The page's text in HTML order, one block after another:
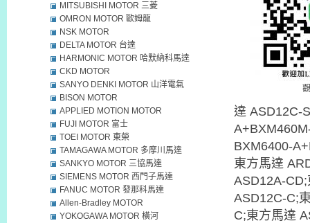
達 ASD12C-
BXM6400-
東方馬達
ASD12A-
ASD12C-C;
C;東方馬達
MITSUBISHI MOTOR 三菱
OMRON MOTOR 歐姆龍
NSK MOTOR
DELTA MOTOR 台達
HARMONIC MOTOR 哈默納科馬達
CKD MOTOR
SANYO DENKI MOTOR 山洋電氣
BISON MOTOR
APPLIED MOTION MOTOR
FUJI MOTOR 富士
TOEI MOTOR 東榮
TAMAGAWA MOTOR 多摩川馬達
SANKYO MOTOR 三協馬達
SIEMENS MOTOR 西門子馬達
FANUC MOTOR 發那科馬達
Allen-Bradley MOTOR
YOKOGAWA MOTOR 橫河